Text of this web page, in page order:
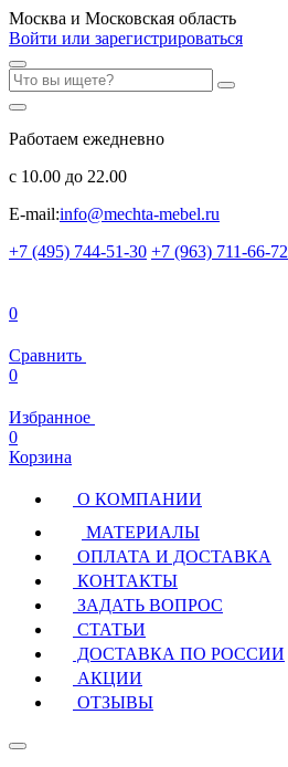
Москва и Московская область
Войти или зарегистрироваться
Работаем ежедневно
с 10.00 до 22.00
E-mail:info@mechta-mebel.ru
+7 (495) 744-51-30 +7 (963) 711-66-72
0
Сравнить
0
Избранное
0
Корзина
О КОМПАНИИ
МАТЕРИАЛЫ
ОПЛАТА И ДОСТАВКА
КОНТАКТЫ
ЗАДАТЬ ВОПРОС
СТАТЬИ
ДОСТАВКА ПО РОССИИ
АКЦИИ
ОТЗЫВЫ